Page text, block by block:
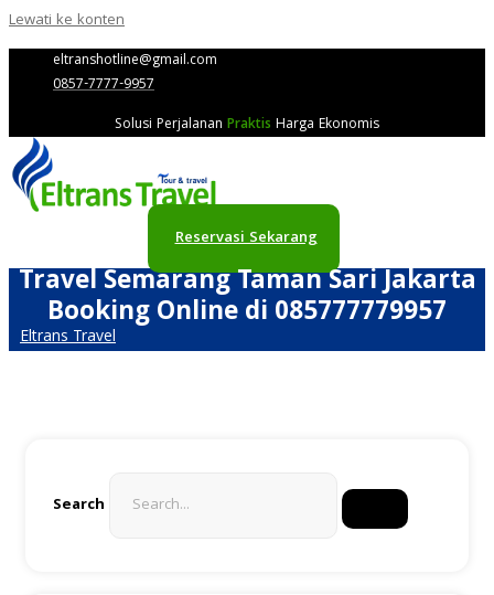
Lewati ke konten
eltranshotline@gmail.com
0857-7777-9957
Solusi Perjalanan Praktis Harga Ekonomis
Reservasi Sekarang
Travel Semarang Taman Sari Jakarta
Booking Online di 085777779957
Eltrans Travel
Search